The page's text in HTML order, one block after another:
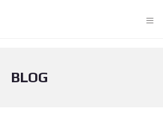
≡
BLOG